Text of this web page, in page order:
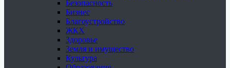
Безопасность
Бизнес
Благоустройство
ЖКХ
Здоровье
Земля и имущество
Культура